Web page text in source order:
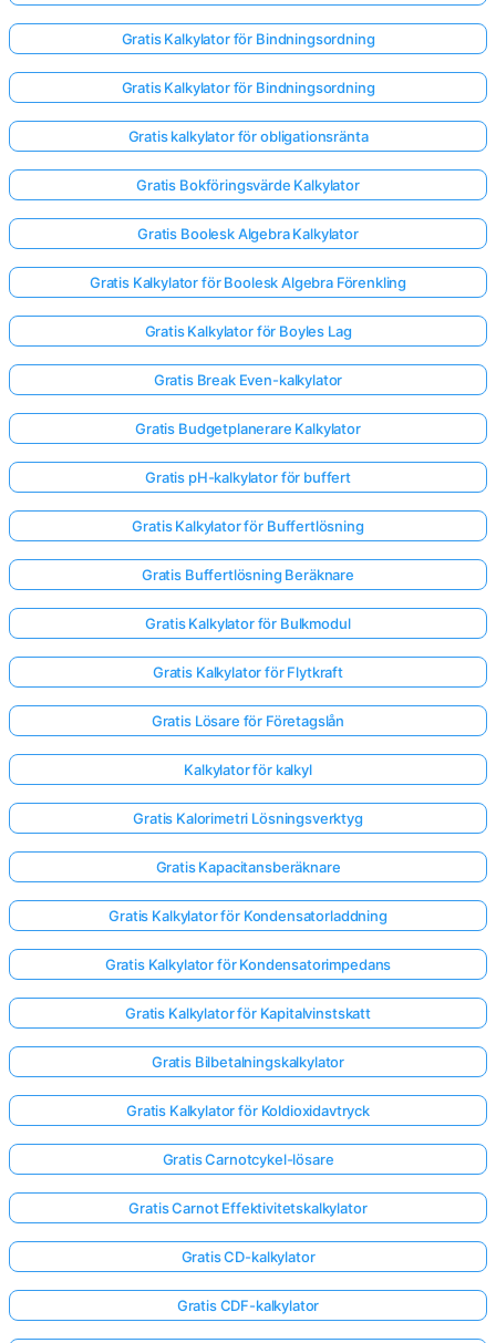
Gratis Kalkylator för Bindningsordning
Gratis Kalkylator för Bindningsordning
Gratis kalkylator för obligationsränta
Gratis Bokföringsvärde Kalkylator
Gratis Boolesk Algebra Kalkylator
Gratis Kalkylator för Boolesk Algebra Förenkling
Gratis Kalkylator för Boyles Lag
Gratis Break Even-kalkylator
Gratis Budgetplanerare Kalkylator
Gratis pH-kalkylator för buffert
Gratis Kalkylator för Buffertlösning
Gratis Buffertlösning Beräknare
Gratis Kalkylator för Bulkmodul
Gratis Kalkylator för Flytkraft
Gratis Lösare för Företagslån
Kalkylator för kalkyl
Gratis Kalorimetri Lösningsverktyg
Gratis Kapacitansberäknare
Gratis Kalkylator för Kondensatorladdning
Gratis Kalkylator för Kondensatorimpedans
Gratis Kalkylator för Kapitalvinstskatt
Gratis Bilbetalningskalkylator
Gratis Kalkylator för Koldioxidavtryck
Gratis Carnotcykel-lösare
Gratis Carnot Effektivitetskalkylator
Gratis CD-kalkylator
Gratis CDF-kalkylator